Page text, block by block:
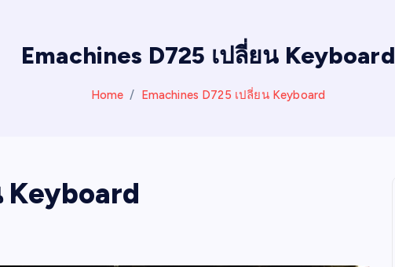
Emachines D725 เปลี่ยน Keyboard
Home Emachines D725 เปลี่ยน Keyboard
Keyboard